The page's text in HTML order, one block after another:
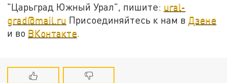
"Царьград Южный Урал", пишите: ural-
grad@mail.ru Присоединяйтесь к нам в Дзене
и во ВКонтакте.